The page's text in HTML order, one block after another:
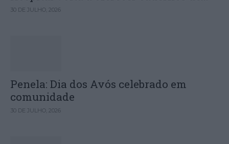
30 DE JULHO, 2026
Penela: Dia dos Avós celebrado em
comunidade
30 DE JULHO, 2026